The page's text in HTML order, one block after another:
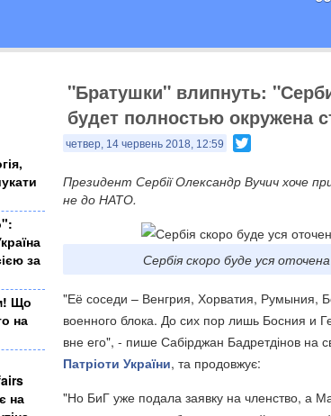
за
Що
на
на
"Братушки" влипнуть:
будет полностью окружена
четвер, 14 червень 2018, 12:59
Президент Сербії Олександр Вучич хоче
не до НАТО.
Сербія скоро буде уся
"Её соседи – Венгрия, Хорватия, Румыния,
военного блока. До сих пор лишь Босния и
вне его", - пише Сабірджан Бадретдінов на
Патріоти України, та продовжує:
"Но БиГ уже подала заявку на членство, а